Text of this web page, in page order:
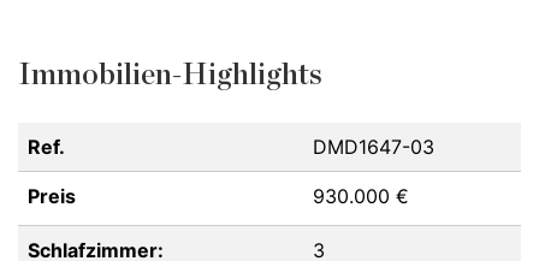
Immobilien-Highlights
Ref. DMD1647-03
Preis 930.000 €
Schlafzimmer: 3